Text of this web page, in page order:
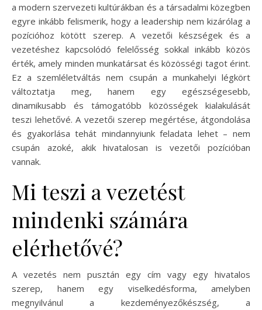
a modern szervezeti kultúrákban és a társadalmi közegben
egyre inkább felismerik, hogy a leadership nem kizárólag a
pozícióhoz kötött szerep. A vezetői készségek és a
vezetéshez kapcsolódó felelősség sokkal inkább közös
érték, amely minden munkatársat és közösségi tagot érint.
Ez a szemléletváltás nem csupán a munkahelyi légkört
változtatja meg, hanem egy egészségesebb,
dinamikusabb és támogatóbb közösségek kialakulását
teszi lehetővé. A vezetői szerep megértése, átgondolása
és gyakorlása tehát mindannyiunk feladata lehet – nem
csupán azoké, akik hivatalosan is vezetői pozícióban
vannak.
Mi teszi a vezetést
mindenki számára
elérhetővé?
A vezetés nem pusztán egy cím vagy egy hivatalos
szerep, hanem egy viselkedésforma, amelyben
megnyilvánul a kezdeményezőkészség, a